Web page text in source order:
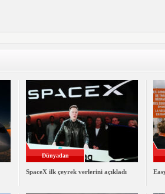
Dünyadan
SpaceX ilk çeyrek verlerini açıkladı